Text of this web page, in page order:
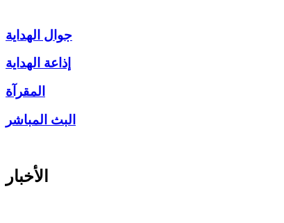
جوال الهداية
إذاعة الهداية
المقرآة
البث المباشر
الأخبار